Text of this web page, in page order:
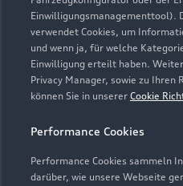
Einwilligungsmanagementtool).
verwendet Cookies, um
und wenn ja, für welche
Einwilligung erteilt haben.
Privacy Manager, sowie zu
können Sie in unserer Cookie
Performance Cookies
Performance Cookies sammeln
darüber, wie unsere Webseite